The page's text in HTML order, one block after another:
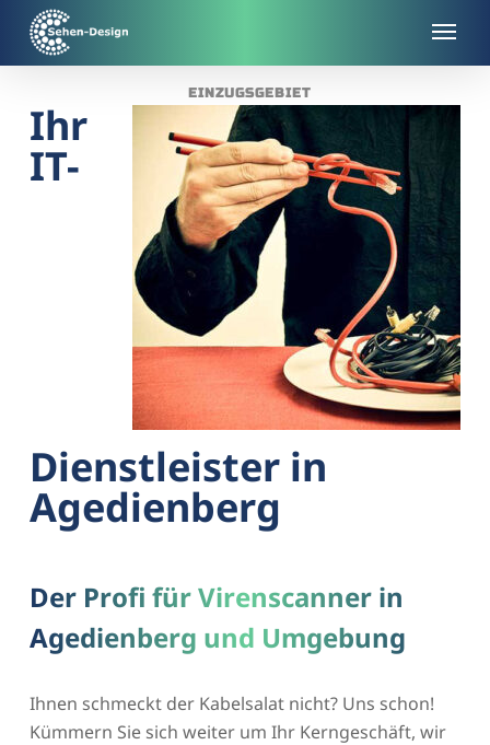
main
EINZUGSGEBIET
Ihr
IT-
Dienstleister in
Agedienberg
Der Profi für Virenscanner in
Agedienberg und Umgebung
Ihnen schmeckt der Kabelsalat nicht? Uns schon!
Kümmern Sie sich weiter um Ihr Kerngeschäft, wir